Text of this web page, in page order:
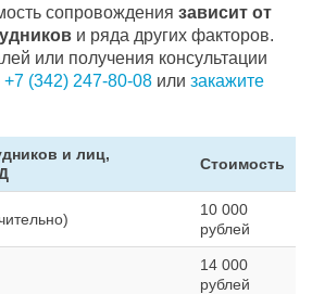
сопровождения зависит от
и ряда других факторов.
или получения консультации
+7 (342) 247-80-08 или закажите
и лиц,
Стоимость
10 000
рублей
14 000
рублей